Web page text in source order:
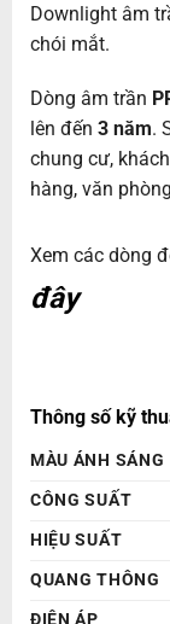
Downlight âm
chói mắt.
Dòng âm trần
lên đến 3 năm.
chung cư,
hàng, văn
Xem các dòng
đây
Thông số kỹ
MÀU ÁNH SÁNG
CÔNG SUẤT
HIỆU SUẤT
QUANG THÔNG
ĐIỆN ÁP